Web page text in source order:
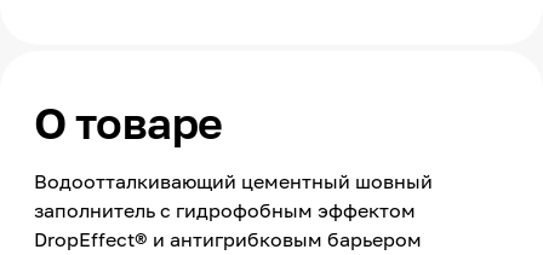
О товаре
Водоотталкивающий цементный шовный
заполнитель с гидрофобным эффектом
DropEffect® и антигрибковым барьером